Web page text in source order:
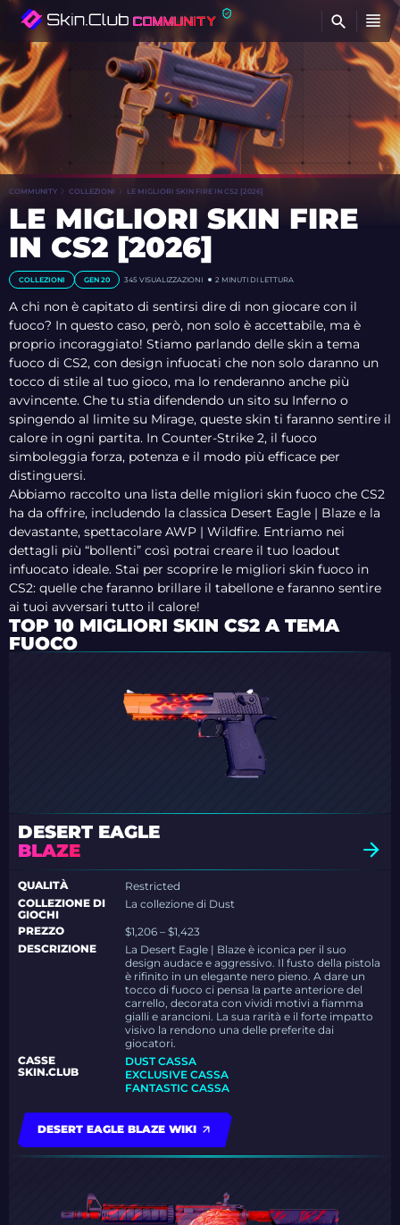
COMMUNITY COLLEZIONI LE MIGLIORI SKIN FIRE IN CS2 [2026]
LE MIGLIORI SKIN FIRE
IN CS2 [2026]
COLLEZIONI GEN 20 345 VISUALIZZAZIONI 2 MINUTI DI LETTURA
A chi non è capitato di sentirsi dire di non giocare con il
fuoco? In questo caso, però, non solo è accettabile, ma è
proprio incoraggiato! Stiamo parlando delle skin a tema
fuoco di CS2, con design infuocati che non solo daranno un
tocco di stile al tuo gioco, ma lo renderanno anche più
avvincente. Che tu stia difendendo un sito su Inferno o
spingendo al limite su Mirage, queste skin ti faranno sentire il
calore in ogni partita. In Counter-Strike 2, il fuoco
simboleggia forza, potenza e il modo più efficace per
distinguersi.
Abbiamo raccolto una lista delle migliori skin fuoco che CS2
ha da offrire, includendo la classica Desert Eagle | Blaze e la
devastante, spettacolare AWP | Wildfire. Entriamo nei
dettagli più “bollenti” così potrai creare il tuo loadout
infuocato ideale. Stai per scoprire le migliori skin fuoco in
CS2: quelle che faranno brillare il tabellone e faranno sentire
ai tuoi avversari tutto il calore!
TOP 10 MIGLIORI SKIN CS2 A TEMA
FUOCO
DESERT EAGLE
BLAZE
QUALITÀ
Restricted
COLLEZIONE DI
GIOCHI
La collezione di Dust
PREZZO
$1,206 – $1,423
DESCRIZIONE
La Desert Eagle | Blaze è iconica per il suo
design audace e aggressivo. Il fusto della pistola
è rifinito in un elegante nero pieno. A dare un
tocco di fuoco ci pensa la parte anteriore del
carrello, decorata con vividi motivi a fiamma
gialli e arancioni. La sua rarità e il forte impatto
visivo la rendono una delle preferite dai
giocatori.
CASSE
SKIN.CLUB
DUST CASSA
EXCLUSIVE CASSA
FANTASTIC CASSA
DESERT EAGLE BLAZE WIKI